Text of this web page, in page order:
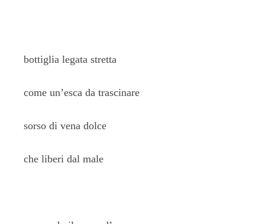
bottiglia legata stretta
come un’esca da trascinare
sorso di vena dolce
che liberi dal male